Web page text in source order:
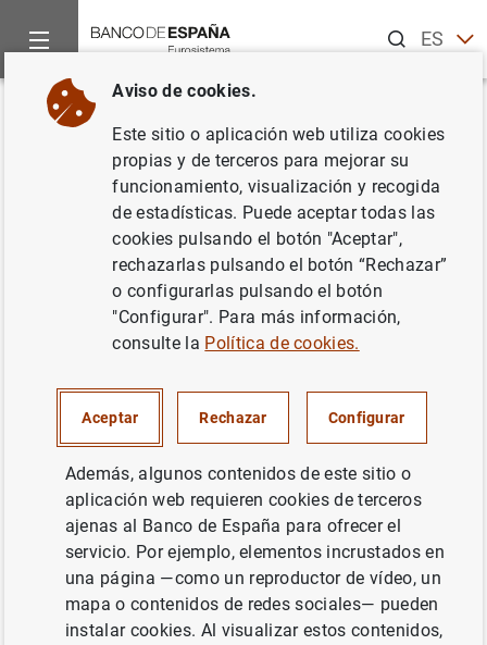
ESEN
Inicio Noticias y eventos
Volver
Estado financiero consolidado
del Eurosistema a 17 de julio de
SITUACIÓN ECONÓMICA
ESPAÑA POLÍTICA MONETARIA
Estado financiero consolidado del
Eurosistema a 17 de julio de 2009 (163
Aviso de cookies.
Este sitio o aplicación web utiliza cookies
propias y de terceros para mejorar su
funcionamiento, visualización y recogida
de estadísticas. Puede aceptar todas las
cookies pulsando el botón "Aceptar",
rechazarlas pulsando el botón “Rechazar”
o configurarlas pulsando el botón
"Configurar". Para más información,
consulte la Política de cookies.
Aceptar Rechazar Configurar
Además, algunos contenidos de este sitio o
aplicación web requieren cookies de terceros
ajenas al Banco de España para ofrecer el
servicio. Por ejemplo, elementos incrustados en
una página —como un reproductor de vídeo, un
mapa o contenidos de redes sociales— pueden
instalar cookies. Al visualizar estos contenidos,